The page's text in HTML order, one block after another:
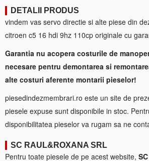
DETALII PRODUS
vindem vas servo directie si alte piese din
citroen c5 16 hdi 9hz 110cp originale cu
Garantia nu acopera costurile de
necesare pentru demontarea si
alte costuri aferente montarii pieselor!
piesedindezmembrari.ro este un site de
piesele expuse sunt disponibile in stoc.
disponibilitatea pieselor va rugam sa ne
SC RAUL&ROXANA SRL
Pentru toate piesele de pe acest website,